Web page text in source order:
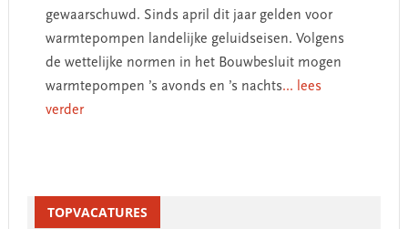
gewaarschuwd. Sinds april dit jaar gelden voor
warmtepompen landelijke geluidseisen. Volgens
de wettelijke normen in het Bouwbesluit mogen
warmtepompen ’s avonds en ’s nachts... lees
verder
SidebarTOPVACATURES